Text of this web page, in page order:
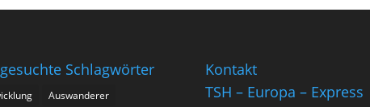
Schlagwörter
Auswanderer
Kontakt
TSH – Europa – Express